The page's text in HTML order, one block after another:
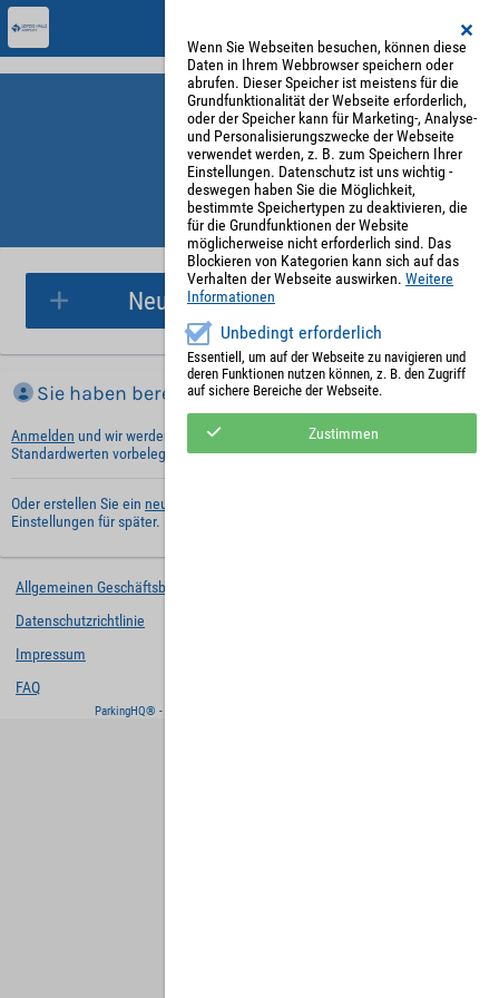
Parkplatzreservierung
Sie haben bereits ein Konto?
Anmelden und wir werden die notwendigen Informationen mit Ihren
Standardwerten vorbelegen.
Oder erstellen Sie ein neues Benutzerkonto
Einstellungen für später.
Neue Parkplatzreservierung
Allgemeinen Geschäftsbedingungen
Datenschutzrichtlinie
Impressum
FAQ
ParkingHQ® - eine Lösung von
Wenn Sie Webseiten besuchen, können diese
Daten in Ihrem Webbrowser speichern oder
abrufen. Dieser Speicher ist meistens für die
Grundfunktionalität der Webseite erforderlich,
oder der Speicher kann für Marketing-, Analyse-
und Personalisierungszwecke der Webseite
verwendet werden, z. B. zum Speichern Ihrer
Einstellungen. Datenschutz ist uns wichtig -
deswegen haben Sie die Möglichkeit,
bestimmte Speichertypen zu deaktivieren, die
für die Grundfunktionen der Website
möglicherweise nicht erforderlich sind. Das
Blockieren von Kategorien kann sich auf das
Verhalten der Webseite auswirken. Weitere
Informationen
Unbedingt erforderlich
Essentiell, um auf der Webseite zu navigieren und
deren Funktionen nutzen können, z. B. den Zugriff
auf sichere Bereiche der Webseite.
Zustimmen